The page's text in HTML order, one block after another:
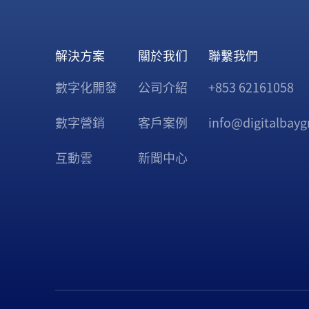
解決方案
數字化開發
數字營銷
互動雲
關於我们
公司介紹
客戶案例
新聞中心
聯繫我們
+853 62161058